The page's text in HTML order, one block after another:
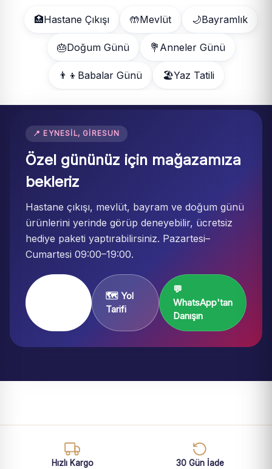
🏥Hastane Çıkışı 🤲Mevlüt 🌙Bayramlık
🎂Doğum Günü 💐 Anneler Günü
👨‍👦 Babalar Günü 🏖️Yaz Tatili
📍 EYNESIL, GIRESUN
Özel gününüz için mağazamıza
bekleriz
Hastane çıkışı, mevlüt, bayram ve doğum günü
ürünlerini yerinde görüp deneyebilir, ücretsiz
hediye paketi yaptırabilirsiniz. Pazartesi–
Cumartesi 09:00–19:00.
🗺️ Yol
Tarifi
💬
WhatsApp'tan
Danışın
Hızlı Kargo 30 Gün İade